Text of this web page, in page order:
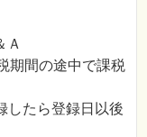
Ａ
期間の途中で課税
したら登録日以後